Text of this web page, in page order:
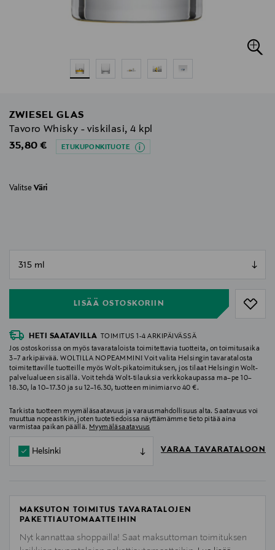
ZWIESEL GLAS
Tavoro Whisky - viskilasi, 4 kpl
Original Price
35,80 € ETUKUPONKITUOTE
Valitse Väri
LISÄÄ OSTOSKORIIN
null
HETI SAATAVILLA
TOIMITUS 1-4 ARKIPÄIVÄSSÄ
Jos ostoskorissa on myös tavarataloista toimitettavia tuotteita, on toimitusaika
3–7 arkipäivää. WOLTILLA NOPEAMMIN! Voit valita Helsingin tavaratalosta
toimitettaville tuotteille myös Wolt-pikatoimituksen, jos tilaat Helsingin Wolt-
palvelualueen sisällä. Voit tehdä Wolt-tilauksia verkkokaupassa ma–pe 10–
18.30, la 10–17.30 ja su 12–16.30, tuotteen minimiarvo 40 €.
Tarkista tuotteen myymäläsaatavuus ja varausmahdollisuus alta. Saatavuus voi
muuttua nopeastikin, joten tuotetiedoissa näyttämämme tieto pitää aina
varmistaa paikan päällä. Myymäläsaatavuus
Helsinki VARAA TAVARATALOON
MAKSUTON TOIMITUS TAVARATALOJEN
PAKETTIAUTOMAATTEIHIN
Nyt kannattaa shoppailla! Saat maksuttoman toimituksen